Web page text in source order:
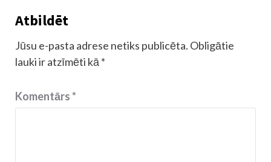
Atbildēt
Jūsu e-pasta adrese netiks publicēta. Obligātie
lauki ir atzīmēti kā*
Komentārs*